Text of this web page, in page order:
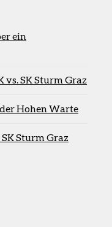
ein
vs. SK Sturm Graz
Hohen Warte
Sturm Graz